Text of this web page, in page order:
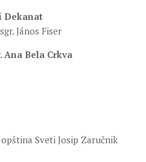
Dekanat
János Fiser
Ana Bela Crkva
Sveti Josip Zaručnik